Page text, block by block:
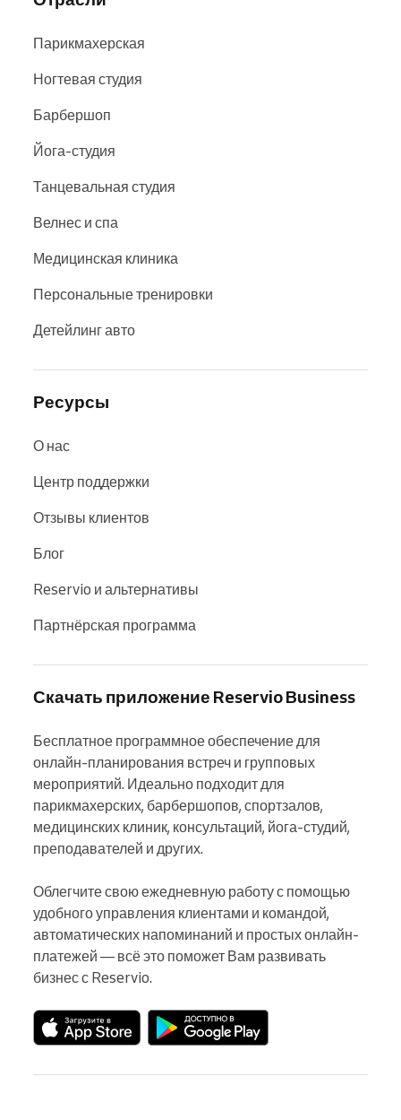
Парикмахерская
Ногтевая студия
Барбершоп
Йога-студия
Танцевальная студия
Велнес и спа
Медицинская клиника
Персональные тренировки
Детейлинг авто
Ресурсы
О нас
Центр поддержки
Отзывы клиентов
Блог
Reservio и альтернативы
Партнёрская программа
Скачать приложение Reservio Business
Бесплатное программное обеспечение для
онлайн-планирования встреч и групповых
мероприятий. Идеально подходит для
парикмахерских, барбершопов, спортзалов,
медицинских клиник, консультаций, йога-студий,
преподавателей и других.
Облегчите свою ежедневную работу с помощью
удобного управления клиентами и командой,
автоматических напоминаний и простых онлайн-
платежей — всё это поможет Вам развивать
бизнес с Reservio.